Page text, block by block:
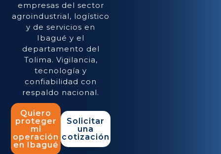
empresas del sector
agroindustrial, logístico
y de servicios en
Ibagué y el
departamento del
Tolima. Vigilancia,
tecnología y
confiabilidad con
respaldo nacional.
Quiero
proteger
mi
operación
en Ibagué
Solicitar
una
cotización